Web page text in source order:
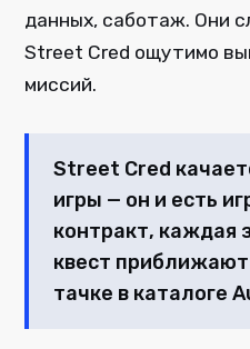
данных, саботаж. Они
Street Cred ощутимо
миссий.
Street Cred
игры — он и есть
контракт, каждая
квест
тачке в каталоге